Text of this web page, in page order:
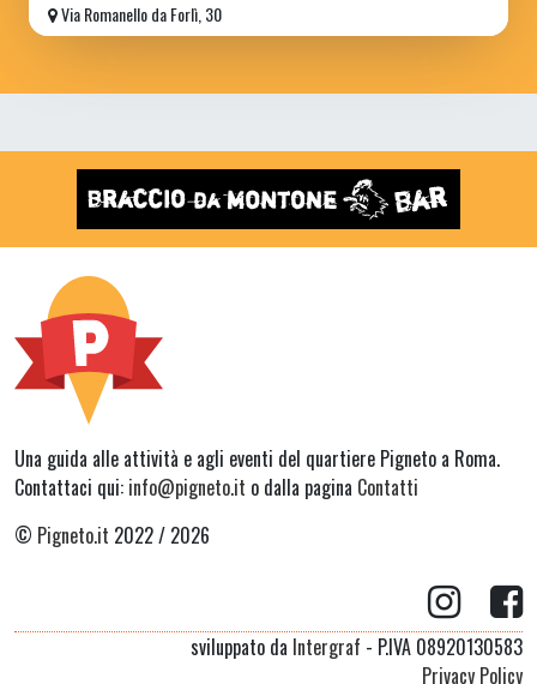
Via Romanello da Forlì, 30
Una guida alle attività e agli eventi del quartiere Pigneto a Roma.
Contattaci qui: info@pigneto.it o dalla pagina Contatti
© Pigneto.it 2022 / 2026
sviluppato da Intergraf - P.IVA 08920130583
Privacy Policy